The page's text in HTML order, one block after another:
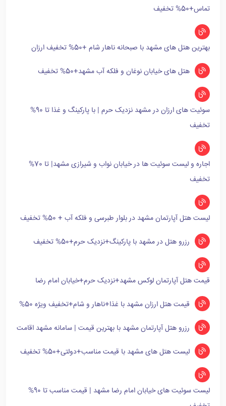
تماس+50% تخفیف
بهترین هتل های مشهد با صبحانه ناهار شام +50% تخفیف ارزان
هتل های خیابان نوغان و فلکه آب مشهد+50% تخفیف
سوئیت های ارزان در مشهد نزدیک حرم | با پارکینگ و غذا تا 90%
تخفیف
اجاره و لیست سوئیت ها در خیابان نواب و شیرازی مشهد| تا 70%
تخفیف
لیست هتل آپارتمان مشهد در بلوار طبرسی و فلکه آب + 50% تخفیف
رزرو هتل در مشهد با پارکینگ+نزدیک حرم+50% تخفیف
قیمت هتل آپارتمان لوکس مشهد+نزدیک حرم+خیابان امام رضا
قیمت هتل ارزان مشهد با غذا+ناهار و شام+تخفیف ویژه 50%
رزرو هتل آپارتمان مشهد با بهترین قیمت | سامانه مشهد اقامت
لیست هتل های مشهد با قیمت مناسب+دولتی+50% تخفیف
لیست سوئیت های خیابان امام رضا مشهد | قیمت مناسب تا 90%